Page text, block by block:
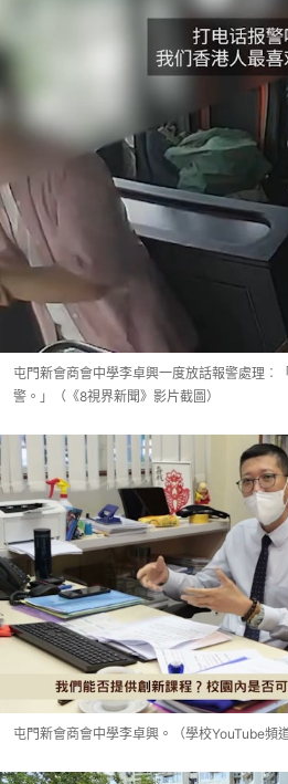
屯門新會商會中學李卓興一度放話報警處理︰
警。」（《8視界新聞》影片截圖）
屯門新會商會中學李卓興。（學校YouTube頻道